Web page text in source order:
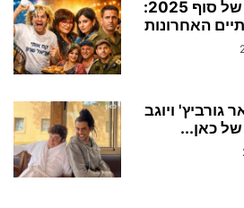
הקומדיות הישראליות של סוף 2025:
האחרונות
גורביץ' ויוגב
כאן...